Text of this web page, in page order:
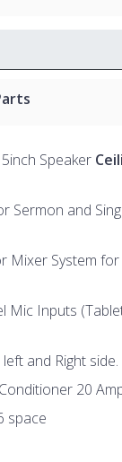
Speaker
Sermon and
Mixer System
Mic Inputs
and Right side.
20
space